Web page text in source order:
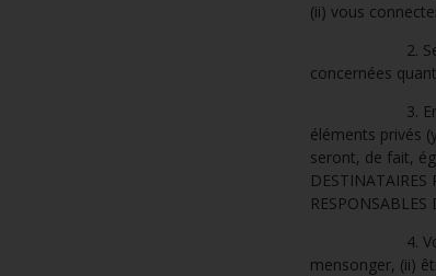
(ii) vous
2. Selon le
concernées
3. En outre,
éléments privés
seront, de fait,
DESTINATAIRES
4. Votre
mensonger, (ii)